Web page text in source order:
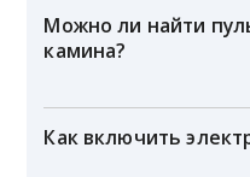
Можно ли найти
камина?
Как включить